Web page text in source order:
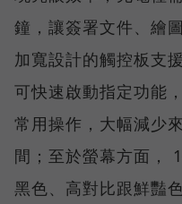
鐘，讓簽署文件、繪
加寬設計的觸控板支
可快速啟動指定功能
常用操作，大幅減少
間；至於螢幕方面，
黑色、高對比跟鮮豔